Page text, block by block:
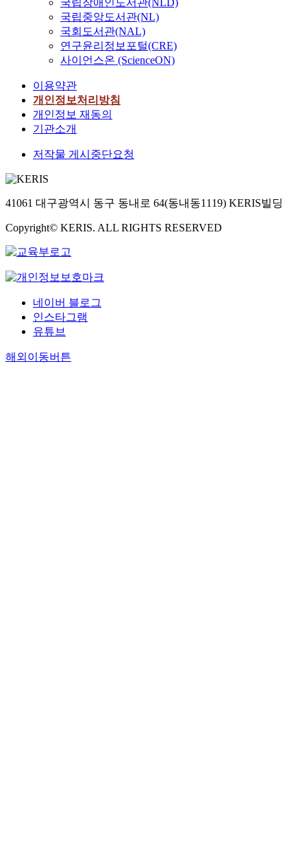
국립장애인도서관(NLD)
국립중앙도서관(NL)
국회도서관(NAL)
연구윤리정보포털(CRE)
사이언스온 (ScienceON)
이용약관
개인정보처리방침
개인정보 재동의
기관소개
저작물 게시중단요청
41061 대구광역시 동구 동내로 64(동내동1119) KERIS빌딩
Copyright© KERIS. ALL RIGHTS RESERVED
네이버 블로그
인스타그램
유튜브
해외이동버튼